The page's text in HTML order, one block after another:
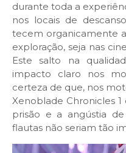
durante toda a
nos locais de
tecem organicamente
exploração, seja nas
Este salto na
impacto claro nos
certeza de que, nos
Xenoblade Chronicles
prisão e a angústia
flautas não seriam tão